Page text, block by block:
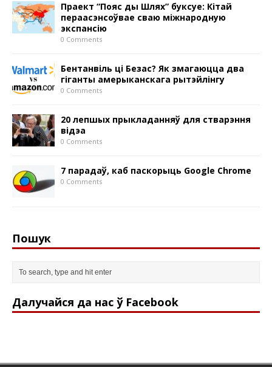
Праект “Пояс ды Шлях” буксуе: Кітай
пераасэнсоўвае сваю міжнародную
экспансію
0 Comments
Бентанвіль ці Безас? Як змагаюцца два
гіганты амерыканскага рытэйлінгу
0 Comments
20 лепшых прыкладанняў для стварэння
відэа
0 Comments
7 парадаў, каб паскорыць Google Chrome
0 Comments
Пошук
Далучайся да нас ў Facebook